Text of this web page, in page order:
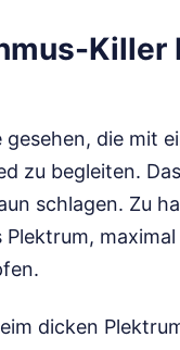
gesehen, die mit
zu begleiten.
schlagen. Zu
Plektrum,
dicken